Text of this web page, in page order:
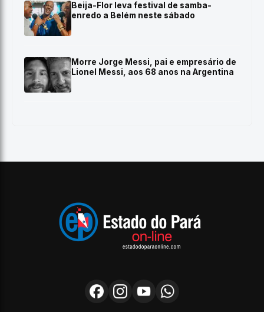
Beija-Flor leva festival de samba-
enredo a Belém neste sábado
Morre Jorge Messi, pai e empresário de
Lionel Messi, aos 68 anos na Argentina